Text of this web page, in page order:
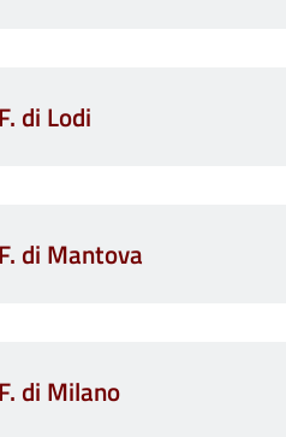
di Lodi
di Mantova
di Milano